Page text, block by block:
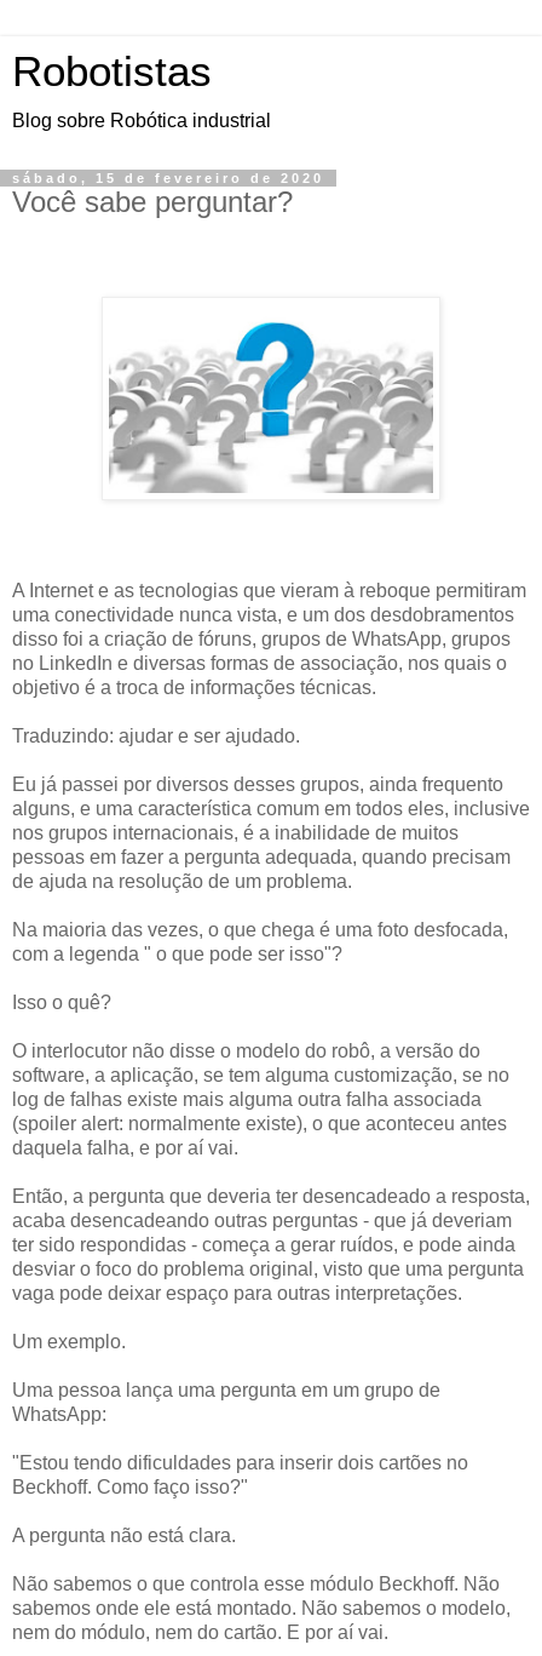
Robotistas
Blog sobre Robótica industrial
sábado, 15 de fevereiro de 2020
Você sabe perguntar?
A Internet e as tecnologias que vieram à reboque permitiram
uma conectividade nunca vista, e um dos desdobramentos
disso foi a criação de fóruns, grupos de WhatsApp, grupos
no LinkedIn e diversas formas de associação, nos quais o
objetivo é a troca de informações técnicas.
Traduzindo: ajudar e ser ajudado.
Eu já passei por diversos desses grupos, ainda frequento
alguns, e uma característica comum em todos eles, inclusive
nos grupos internacionais, é a inabilidade de muitos
pessoas em fazer a pergunta adequada, quando precisam
de ajuda na resolução de um problema.
Na maioria das vezes, o que chega é uma foto desfocada,
com a legenda " o que pode ser isso"?
Isso o quê?
O interlocutor não disse o modelo do robô, a versão do
software, a aplicação, se tem alguma customização, se no
log de falhas existe mais alguma outra falha associada
(spoiler alert: normalmente existe), o que aconteceu antes
daquela falha, e por aí vai.
Então, a pergunta que deveria ter desencadeado a resposta,
acaba desencadeando outras perguntas - que já deveriam
ter sido respondidas - começa a gerar ruídos, e pode ainda
desviar o foco do problema original, visto que uma pergunta
vaga pode deixar espaço para outras interpretações.
Um exemplo.
Uma pessoa lança uma pergunta em um grupo de
WhatsApp:
"Estou tendo dificuldades para inserir dois cartões no
Beckhoff. Como faço isso?"
A pergunta não está clara.
Não sabemos o que controla esse módulo Beckhoff. Não
sabemos onde ele está montado. Não sabemos o modelo,
nem do módulo, nem do cartão. E por aí vai.